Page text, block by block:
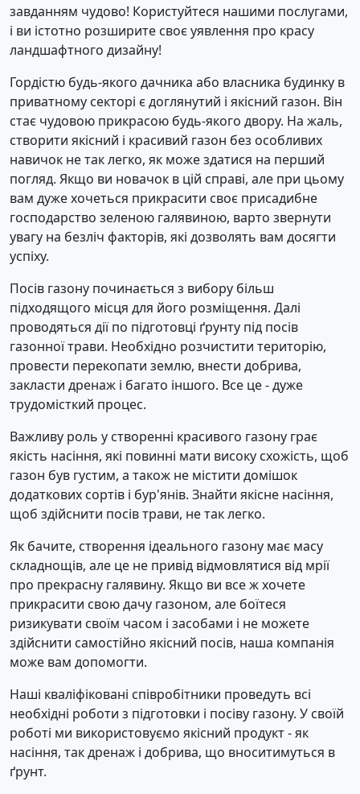
завданням чудово! Користуйтеся нашими послугами,
і ви істотно розширите своє уявлення про красу
ландшафтного дизайну!
Гордістю будь-якого дачника або власника будинку в
приватному секторі є доглянутий і якісний газон. Він
стає чудовою прикрасою будь-якого двору. На жаль,
створити якісний і красивий газон без особливих
навичок не так легко, як може здатися на перший
погляд. Якщо ви новачок в цій справі, але при цьому
вам дуже хочеться прикрасити своє присадибне
господарство зеленою галявиною, варто звернути
увагу на безліч факторів, які дозволять вам досягти
успіху.
Посів газону починається з вибору більш
підходящого місця для його розміщення. Далі
проводяться дії по підготовці ґрунту під посів
газонної трави. Необхідно розчистити територію,
провести перекопати землю, внести добрива,
закласти дренаж і багато іншого. Все це - дуже
трудомісткий процес.
Важливу роль у створенні красивого газону грає
якість насіння, які повинні мати високу схожість, щоб
газон був густим, а також не містити домішок
додаткових сортів і бур'янів. Знайти якісне насіння,
щоб здійснити посів трави, не так легко.
Як бачите, створення ідеального газону має масу
складнощів, але це не привід відмовлятися від мрії
про прекрасну галявину. Якщо ви все ж хочете
прикрасити свою дачу газоном, але боїтеся
ризикувати своїм часом і засобами і не можете
здійснити самостійно якісний посів, наша компанія
може вам допомогти.
Наші кваліфіковані співробітники проведуть всі
необхідні роботи з підготовки і посіву газону. У своїй
роботі ми використовуємо якісний продукт - як
насіння, так дренаж і добрива, що вноситимуться в
ґрунт.